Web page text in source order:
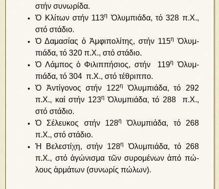
στήν συ­νω­ρί­δα.
Ὁ Κλί­των στήν 113η Ὀ­λυμ­πιά­δα, τό 328 π.Χ.,
στό στάδιο.
Ὁ Δα­μα­σί­ας ὁ Ἀμ­φι­πο­λί­της, στήν 115η Ὀ­λυμ­
πιά­δα, τό 320 π.Χ., στό στάδιο.
Ὁ Λάμ­πος ὁ Φι­λιπ­πή­σιος, στήν 119η
Ὀ­λυμ­
πιά­δα, τό 304 π.Χ., στό τέθριππο.
Ὁ Ἀν­τί­γο­νος στήν 122η
Ὀ­λυμ­πιά­δα, τό 292
π.Χ., καί στήν 123η Ὀ­λυμ­πιά­δα, τό 288 π.Χ.,
στό στάδιο.
Ὁ Σέ­λευ­κος στήν 128η
Ὀ­λυμ­πιά­δα, τό 268
π.Χ., στό στάδιο.
Ἡ Βελεστίχη, στήν 128η
Ὀ­λυμ­πιά­δα, τό 268
π.Χ., στό ἀ­γώ­νι­σμα τῶν συ­ρο­μέ­νων ἀ­πό πώ­
λους ἁρ­μά­των (συ­νω­ρί­ς πώ­λων).